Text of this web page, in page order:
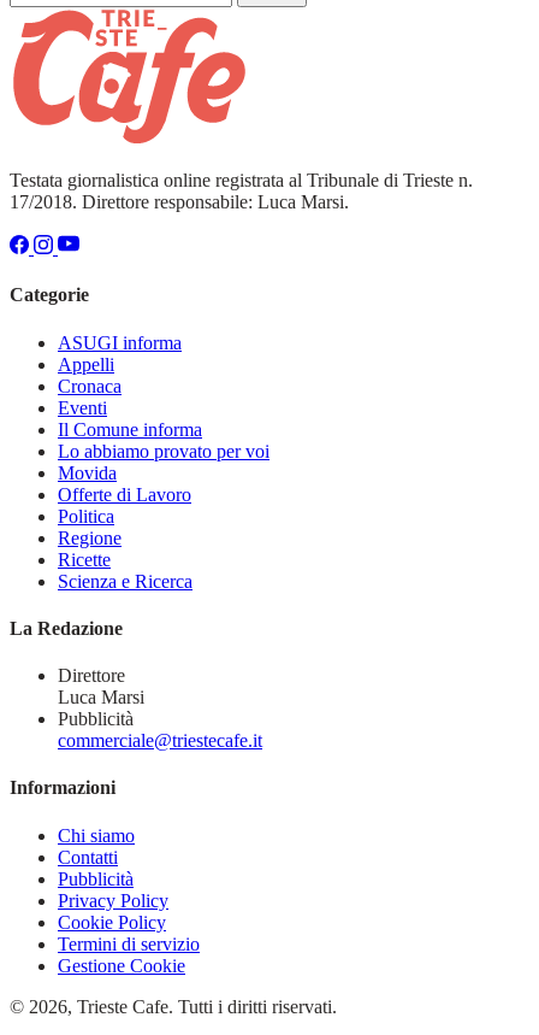
Testata giornalistica online registrata al Tribunale di Trieste n.
17/2018. Direttore responsabile: Luca Marsi.
Categorie
ASUGI informa
Appelli
Cronaca
Eventi
Il Comune informa
Lo abbiamo provato per voi
Movida
Offerte di Lavoro
Politica
Regione
Ricette
Scienza e Ricerca
La Redazione
Direttore
Luca Marsi
Pubblicità
commerciale@triestecafe.it
Informazioni
Chi siamo
Contatti
Pubblicità
Privacy Policy
Cookie Policy
Termini di servizio
Gestione Cookie
© 2026, Trieste Cafe. Tutti i diritti riservati.